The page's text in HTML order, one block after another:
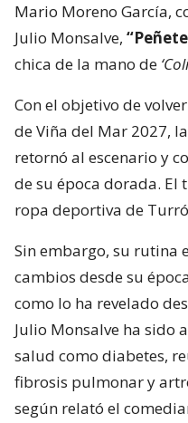
Mario Moreno García,
Julio Monsalve,
chica de la mano de
Con el objetivo de
de Viña del Mar 2027,
retornó al escenario y
de su época dorada. El
ropa deportiva de
Sin embargo, su rutina
cambios desde su
como lo ha revelado
Julio Monsalve ha sido
salud como diabetes,
fibrosis pulmonar y
según relató el